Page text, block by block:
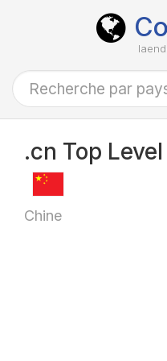
.cn Top
Chine